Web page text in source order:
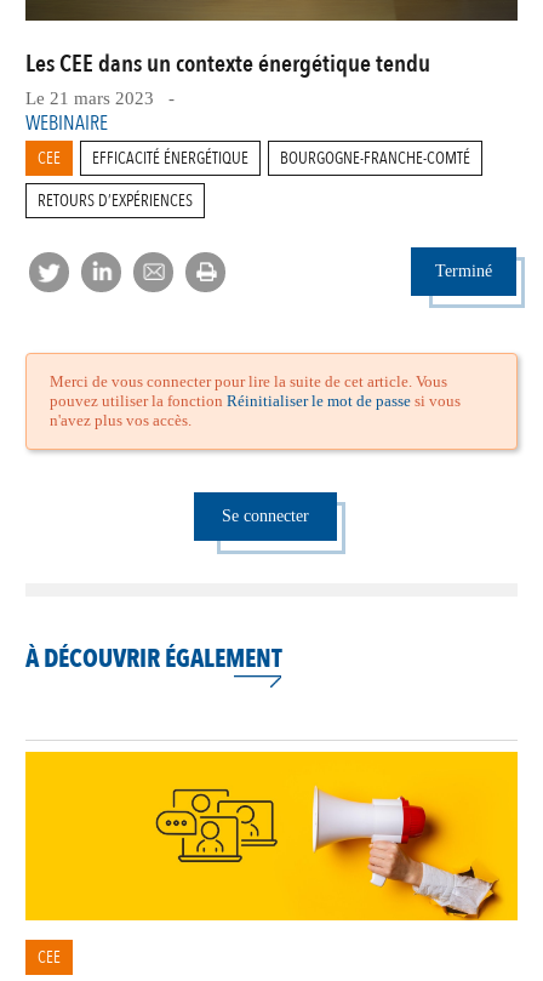
Les CEE dans un contexte énergétique tendu
Le 21 mars 2023 -
WEBINAIRE
CEE EFFICACITÉ ÉNERGÉTIQUE
BOURGOGNE-FRANCHE-COMTÉ
RETOURS D’EXPÉRIENCES
Terminé
Merci de vous connecter pour lire la suite de cet article. Vous
pouvez utiliser la fonctionRéinitialiser le mot de passe si vous
n'avez plus vos accès.
Se connecter
À DÉCOUVRIR ÉGALEMENT
CEE